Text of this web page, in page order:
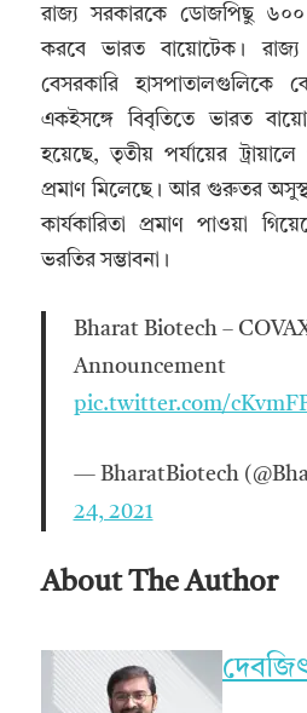
রাজ্য সরকারকে ডোজপিছু ৬০০
করবে ভারত বায়োটেক। রাজ্য
বেসরকারি হাসপাতালগুলিকে
একইসঙ্গে বিবৃতিতে ভারত
হয়েছে, তৃতীয় পর্যায়ের
প্রমাণ মিলেছে। আর গুরুতর
কার্যকারিতা প্রমাণ পাওয়া
ভরতির সম্ভাবনা।
Bharat Biotech –
Announcement
pic.twitter.com/
— BharatBiotech
24, 2021
About The Author